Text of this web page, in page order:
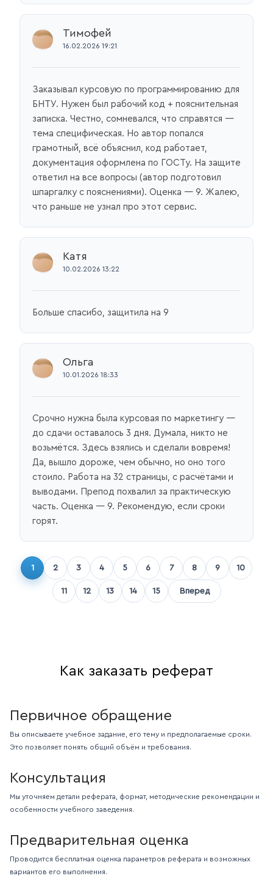
Тимофей
16.02.2026 19:21
Заказывал курсовую по программированию для
БНТУ. Нужен был рабочий код + пояснительная
записка. Честно, сомневался, что справятся —
тема специфическая. Но автор попался
грамотный, всё объяснил, код работает,
документация оформлена по ГОСТу. На защите
ответил на все вопросы (автор подготовил
шпаргалку с пояснениями). Оценка — 9. Жалею,
что раньше не узнал про этот сервис.
Катя
10.02.2026 13:22
Больше спасибо, защитила на 9
Ольга
10.01.2026 18:33
Срочно нужна была курсовая по маркетингу —
до сдачи оставалось 3 дня. Думала, никто не
возьмётся. Здесь взялись и сделали вовремя!
Да, вышло дороже, чем обычно, но оно того
стоило. Работа на 32 страницы, с расчётами и
выводами. Препод похвалил за практическую
часть. Оценка — 9. Рекомендую, если сроки
горят.
1 2 3 4 5 6 7 8 9 10
11 12 13 14 15 Вперед
Как заказать реферат
Первичное обращение
Вы описываете учебное задание, его тему и предполагаемые сроки.
Это позволяет понять общий объём и требования.
Консультация
Мы уточняем детали реферата, формат, методические рекомендации и
особенности учебного заведения.
Предварительная оценка
Проводится бесплатная оценка параметров реферата и возможных
вариантов его выполнения.